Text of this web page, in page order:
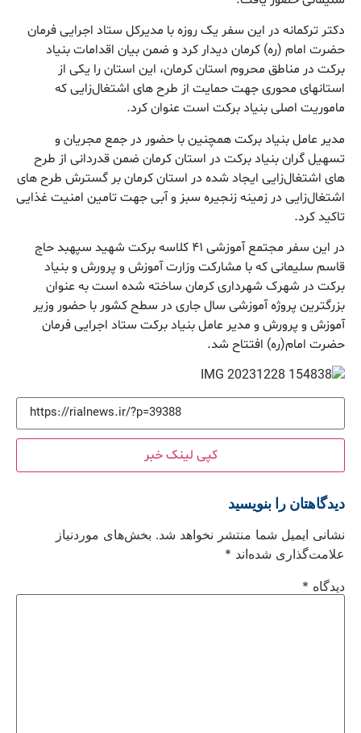
دکتر ترکمانه در این سفر یک روزه با مدیرکل ستاد اجرایی فرمان
حضرت امام (ره) کرمان دیدار کرد و ضمن بیان اقدامات بنیاد
برکت در مناطق محروم استان کرمان، این استان را یکی از
استانهای محوری جهت حمایت از طرح های اشتغال‌زایی که
ماموریت اصلی بنیاد برکت است عنوان کرد.
مدیر عامل بنیاد برکت همچنین با حضور در جمع مجریان و
تسهیل گران بنیاد برکت در استان کرمان ضمن قدردانی از طرح
های اشتغال‌زایی ایجاد شده در استان کرمان بر گسترش طرح های
اشتغال‌زایی در زمینه زنجیره سبز و آبی جهت تامین امنیت غذایی
تاکید کرد.
در این سفر مجتمع آموزشی ۴۱ کلاسه برکت شهید سپهبد حاج
قاسم سلیمانی که با مشارکت وزارت آموزش و پرورش و بنیاد
برکت در شهرک شهرداری کرمان ساخته شده است به عنوان
بزرگترین پروژه آموزشی سال جاری در سطح کشور با حضور وزیر
آموزش و پرورش و مدیر عامل بنیاد برکت ستاد اجرایی فرمان
حضرت امام(ره) افتتاح شد.
کپی لینک خبر
دیدگاهتان را بنویسید
نشانی ایمیل شما منتشر نخواهد شد. بخش‌های موردنیاز
علامت‌گذاری شده‌اند *
دیدگاه *